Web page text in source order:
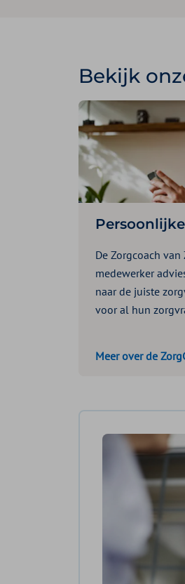
Bekijk
De Zorgcoach
medewerker
naar de juiste
voor al hun
Meer over de